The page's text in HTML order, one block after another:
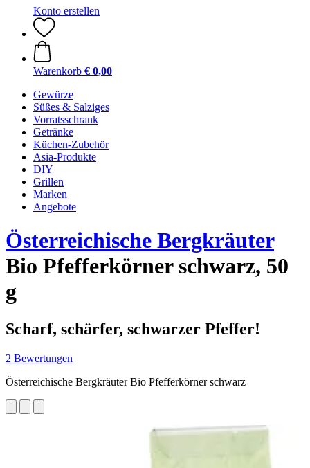
Konto erstellen
Warenkorb € 0,00
Gewürze
Süßes & Salziges
Vorratsschrank
Getränke
Küchen-Zubehör
Asia-Produkte
DIY
Grillen
Marken
Angebote
Österreichische Bergkräuter
Bio Pfefferkörner schwarz, 50
g
Scharf, schärfer, schwarzer Pfeffer!
2 Bewertungen
Österreichische Bergkräuter Bio Pfefferkörner schwarz